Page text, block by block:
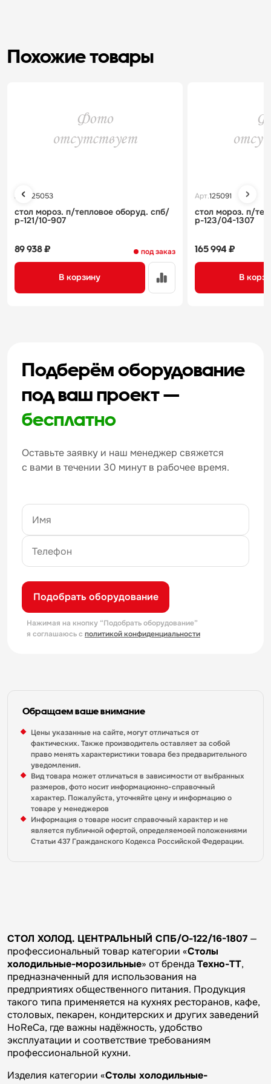
Похожие товары
Арт. 125053
стол мороз. п/тепловое оборуд. спб/
р-121/10-907
под заказ
89 938 ₽
В корзину
Арт.125091
стол мороз. п/
р-123/04-1307
165 994 ₽
В
Подберём оборудование
под ваш проект —
бесплатно
Оставьте заявку и наш менеджер свяжется
с вами в течении 30 минут в рабочее время.
Подобрать оборудование
Нажимая на кнопку “Подобрать оборудование”
я соглашаюсь с политикой конфиденциальности
Обращаем ваше внимание
Цены указанные на сайте, могут отличаться от
фактических. Также производитель оставляет за собой
право менять характеристики товара без предварительного
уведомления.
Вид товара может отличаться в зависимости от выбранных
размеров, фото носит информационно-справочный
характер. Пожалуйста, уточняйте цену и информацию о
товаре у менеджеров
Информация о товаре носит справочный характер и не
является публичной офертой, определяемоей положениями
Статьи 437 Гражданского Кодекса Российской Федерации.
СТОЛ ХОЛОД. ЦЕНТРАЛЬНЫЙ СПБ/О-122/16-1807 —
профессиональный товар категории «Столы
холодильные-морозильные» от бренда Техно-ТТ,
предназначенный для использования на
предприятиях общественного питания. Продукция
такого типа применяется на кухнях ресторанов, кафе,
столовых, пекарен, кондитерских и других заведений
HoReCa, где важны надёжность, удобство
эксплуатации и соответствие требованиям
профессиональной кухни.
Изделия категории «Столы холодильные-